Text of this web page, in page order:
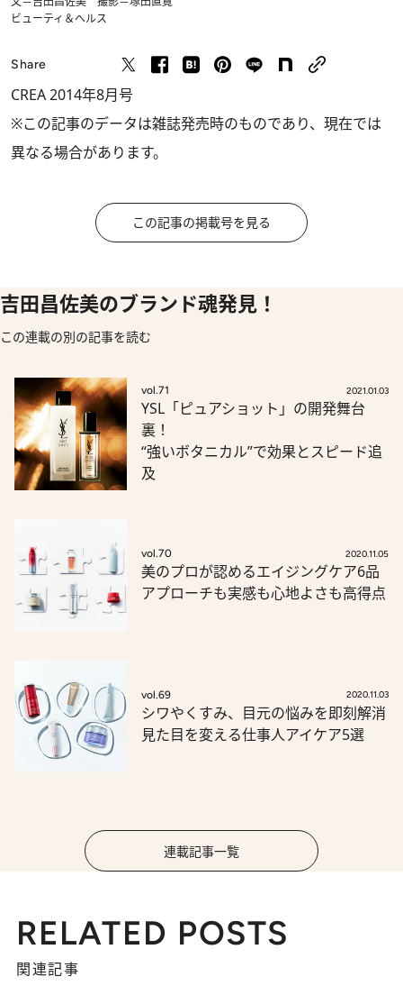
ビューティ＆ヘルス
Share
CREA 2014年8月号
※この記事のデータは雑誌発売時のものであり、現在では
異なる場合があります。
この記事の掲載号を見る
吉田昌佐美のブランド魂発見！
この連載の別の記事を読む
vol.71 2021.01.03
YSL「ピュアショット」の開発舞台
裏！
“強いボタニカル”で効果とスピード追
及
vol.70 2020.11.05
美のプロが認めるエイジングケア6品
アプローチも実感も心地よさも高得点
vol.69 2020.11.03
シワやくすみ、目元の悩みを即刻解消
見た目を変える仕事人アイケア5選
連載記事一覧
RELATED POSTS
関連記事